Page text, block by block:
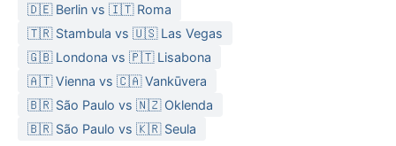
🇩🇪 Berlin vs 🇮🇹 Roma
🇹🇷 Stambula vs 🇺🇸 Las Vegas
🇬🇧 Londona vs 🇵🇹 Lisabona
🇦🇹 Vienna vs 🇨🇦 Vankūvera
🇧🇷 São Paulo vs 🇳🇿 Oklenda
🇧🇷 São Paulo vs 🇰🇷 Seula